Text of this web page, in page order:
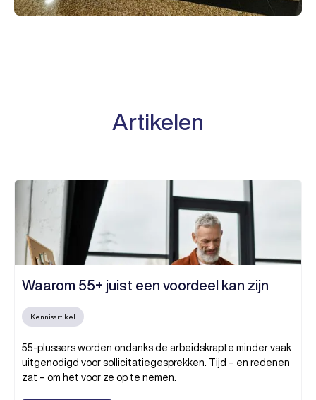
Artikelen
Waarom 55+ juist een voordeel kan zijn
Kennisartikel
55-plussers worden ondanks de arbeidskrapte minder vaak
uitgenodigd voor sollicitatiegesprekken. Tijd – en redenen
zat – om het voor ze op te nemen.